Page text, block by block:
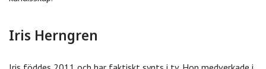
Iris Herngren